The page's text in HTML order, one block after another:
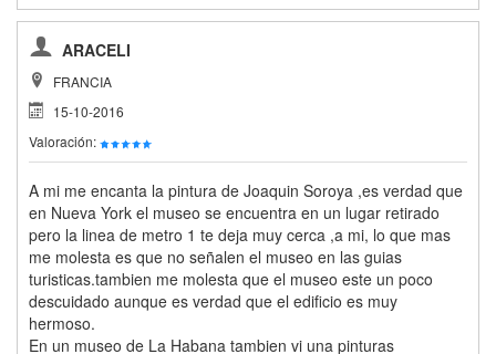
ARACELI
FRANCIA
15-10-2016
Valoración:
A mi me encanta la pintura de Joaquin Soroya ,es verdad que
en Nueva York el museo se encuentra en un lugar retirado
pero la linea de metro 1 te deja muy cerca ,a mi, lo que mas
me molesta es que no señalen el museo en las guias
turisticas.tambien me molesta que el museo este un poco
descuidado aunque es verdad que el edificio es muy
hermoso.
En un museo de La Habana tambien vi una pinturas